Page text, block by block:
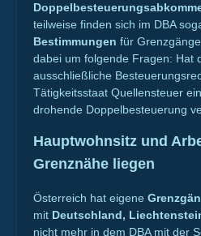
teilweise finden sich im DBA
Bestimmungen für
dabei um folgende Fragen: Hat
ausschließliche
Tätigkeitsstaat Quellensteuer
drohende Doppelbesteuerung
Hauptwohnsitz und
Grenznähe liegen
Österreich hat eigene
mit Deutschland,
nicht mehr in dem DBA mit der